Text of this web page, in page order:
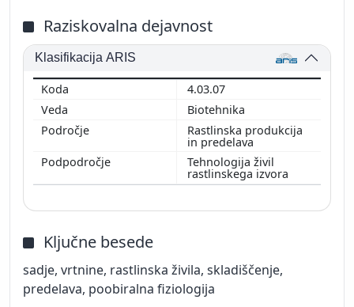
Raziskovalna dejavnost
Klasifikacija ARIS
4.03.07
Biotehnika
Rastlinska produkcija
in predelava
Tehnologija živil
rastlinskega izvora
Ključne besede
sadje, vrtnine, rastlinska živila, skladiščenje,
predelava, poobiralna fiziologija